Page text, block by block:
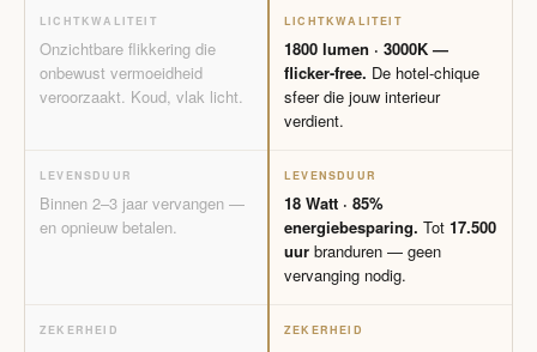
LICHTKWALITEIT
Onzichtbare flikkering die
onbewust vermoeidheid
veroorzaakt. Koud, vlak licht.
LICHTKWALITEIT
1800 lumen · 3000K —
flicker-free. De hotel-chique
sfeer die jouw interieur
verdient.
LEVENSDUUR
Binnen 2–3 jaar vervangen —
en opnieuw betalen.
LEVENSDUUR
18 Watt · 85%
energiebesparing. Tot 17.500
uur branduren — geen
vervanging nodig.
ZEKERHEID ZEKERHEID